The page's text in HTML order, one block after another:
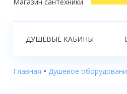
Распродажа
Ванны
ДУШЕВЫЕ КАБИНЫ
Главная Душевое